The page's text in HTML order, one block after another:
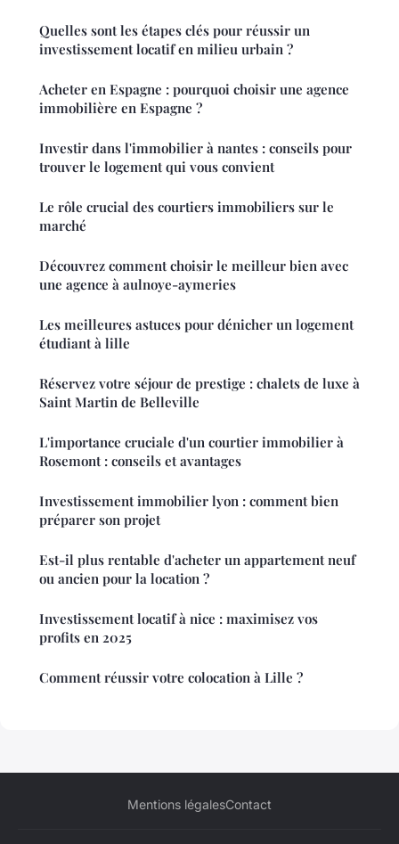
Quelles sont les étapes clés pour réussir un
investissement locatif en milieu urbain ?
Acheter en Espagne : pourquoi choisir une agence
immobilière en Espagne ?
Investir dans l'immobilier à nantes : conseils pour
trouver le logement qui vous convient
Le rôle crucial des courtiers immobiliers sur le
marché
Découvrez comment choisir le meilleur bien avec
une agence à aulnoye-aymeries
Les meilleures astuces pour dénicher un logement
étudiant à lille
Réservez votre séjour de prestige : chalets de luxe à
Saint Martin de Belleville
L'importance cruciale d'un courtier immobilier à
Rosemont : conseils et avantages
Investissement immobilier lyon : comment bien
préparer son projet
Est-il plus rentable d'acheter un appartement neuf
ou ancien pour la location ?
Investissement locatif à nice : maximisez vos
profits en 2025
Comment réussir votre colocation à Lille ?
Mentions légalesContact